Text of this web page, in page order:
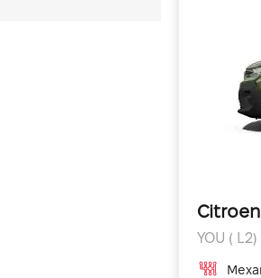
Citroen
YOU ( L2)